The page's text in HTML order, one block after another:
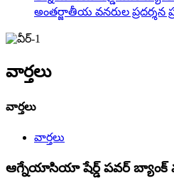
అంతర్జాతీయ వనరుల ప్రదర్శన
వార్తలు
వార్తలు
వార్తలు
ఆగ్నేయాసియా షేర్డ్ పవర్